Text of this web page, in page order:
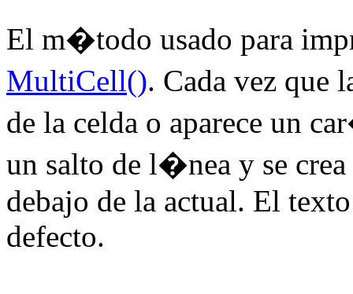
El m�todo usado para
MultiCell(). Cada vez que
de la celda o aparece un
un salto de l�nea y se
debajo de la actual. El
defecto.